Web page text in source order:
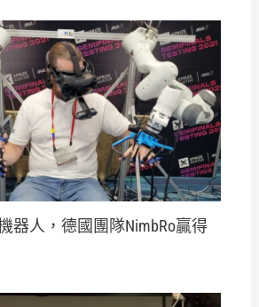
器人，德國團隊NimbRo贏得